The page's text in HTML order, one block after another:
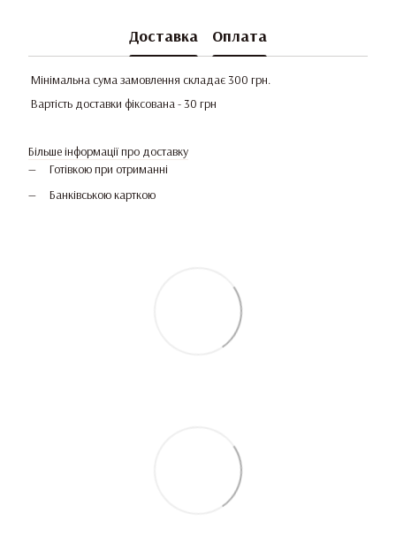
Доставка Оплата
Мінімальна сума замовлення складає 300 грн.
Вартість доставки фіксована - 30 грн
Більше інформації про доставку
Готівкою при отриманні
Банківською карткою